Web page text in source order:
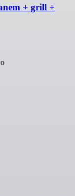
+ grill +